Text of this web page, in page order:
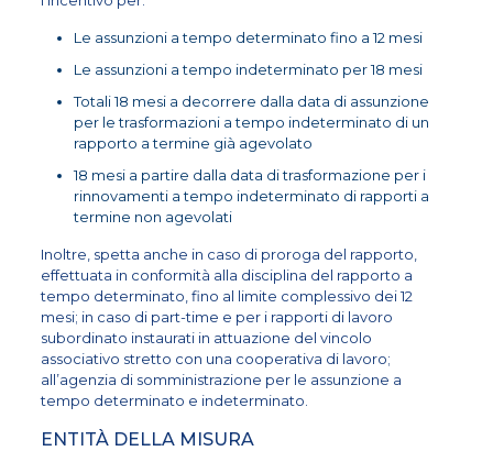
Le assunzioni a tempo determinato fino a 12 mesi
Le assunzioni a tempo indeterminato per 18 mesi
Totali 18 mesi a decorrere dalla data di assunzione
per le trasformazioni a tempo indeterminato di un
rapporto a termine già agevolato
18 mesi a partire dalla data di trasformazione per i
rinnovamenti a tempo indeterminato di rapporti a
termine non agevolati
Inoltre, spetta anche in caso di proroga del rapporto,
effettuata in conformità alla disciplina del rapporto a
tempo determinato, fino al limite complessivo dei 12
mesi; in caso di part-time e per i rapporti di lavoro
subordinato instaurati in attuazione del vincolo
associativo stretto con una cooperativa di lavoro;
all’agenzia di somministrazione per le assunzione a
tempo determinato e indeterminato.
ENTITÀ DELLA MISURA